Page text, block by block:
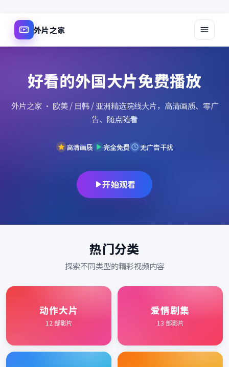
外片之家
好看的外国大片免费播放
外片之家 · 欧美 / 日韩 / 亚洲精选院线大片，高清画质、零广
告、随点随看
高清画质 完全免费 无广告干扰
开始观看
热门分类
探索不同类型的精彩视频内容
动作大片
12部影片
爱情剧集
13 部影片